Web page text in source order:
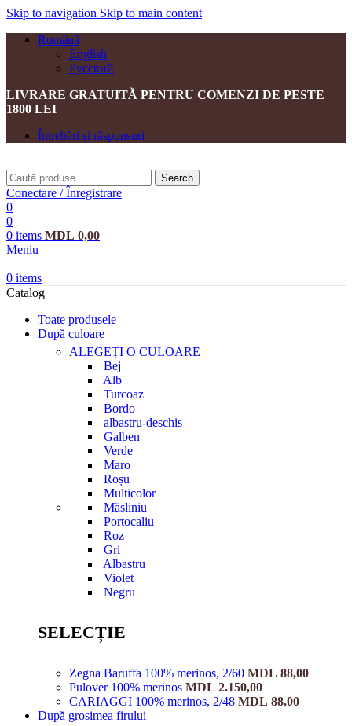
Skip to navigation Skip to main content
Română
English
Русский
LIVRARE GRATUITĂ PENTRU COMENZI DE PESTE
1800 LEI
Întrebări și răspunsuri
Search
Conectare / Înregistrare
0
0
0 items MDL 0,00
Meniu
0 items
Catalog
Toate produsele
După culoare
ALEGEȚI O CULOARE
Bej
Alb
Turcoaz
Bordo
albastru-deschis
Galben
Verde
Maro
Roșu
Multicolor
Măsliniu
Portocaliu
Roz
Gri
Albastru
Violet
Negru
SELECȚIE
Zegna Baruffa 100% merinos, 2/60 MDL 88,00
Pulover 100% merinos MDL 2.150,00
CARIAGGI 100% merinos, 2/48 MDL 88,00
După grosimea firului